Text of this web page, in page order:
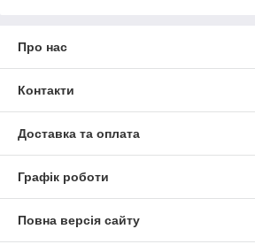
Про нас
Контакти
Доставка та оплата
Графік роботи
Повна версія сайту